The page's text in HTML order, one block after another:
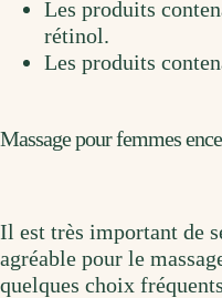
Les produits
rétinol.
Les produits
Massage pour femmes
Il est très important de
agréable pour le
quelques choix